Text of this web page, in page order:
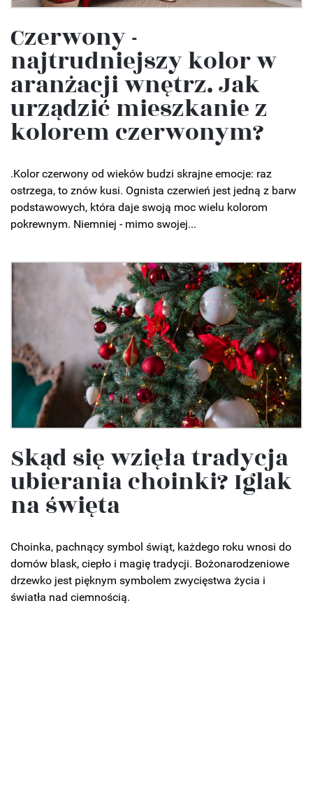
Czerwony -
najtrudniejszy kolor w
aranżacji wnętrz. Jak
urządzić mieszkanie z
kolorem czerwonym?
.Kolor czerwony od wieków budzi skrajne emocje: raz
ostrzega, to znów kusi. Ognista czerwień jest jedną z barw
podstawowych, która daje swoją moc wielu kolorom
pokrewnym. Niemniej - mimo swojej...
Skąd się wzięła tradycja
ubierania choinki? Iglak
na święta
Choinka, pachnący symbol świąt, każdego roku wnosi do
domów blask, ciepło i magię tradycji. Bożonarodzeniowe
drzewko jest pięknym symbolem zwycięstwa życia i
światła nad ciemnością.